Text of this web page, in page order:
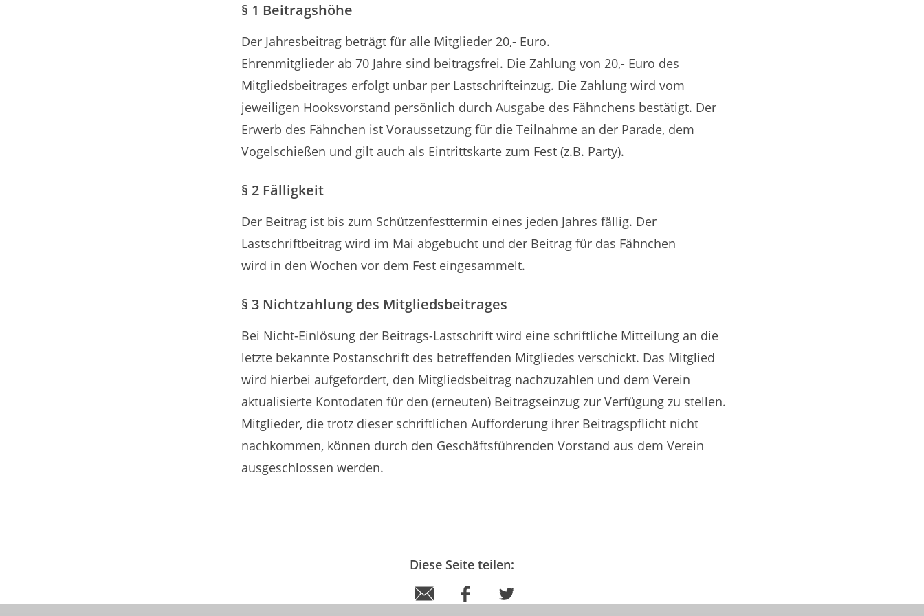
§ 1 Beitragshöhe
Der Jahresbeitrag beträgt für alle Mitglieder 20,- Euro.
Ehrenmitglieder ab 70 Jahre sind beitragsfrei. Die Zahlung von 20,- Euro des
Mitgliedsbeitrages erfolgt unbar per Lastschrifteinzug. Die Zahlung wird vom
jeweiligen Hooksvorstand persönlich durch Ausgabe des Fähnchens bestätigt. Der
Erwerb des Fähnchen ist Voraussetzung für die Teilnahme an der Parade, dem
Vogelschießen und gilt auch als Eintrittskarte zum Fest (z.B. Party).
§ 2 Fälligkeit
Der Beitrag ist bis zum Schützenfesttermin eines jeden Jahres fällig. Der
Lastschriftbeitrag wird im Mai abgebucht und der Beitrag für das Fähnchen
wird in den Wochen vor dem Fest eingesammelt.
§ 3 Nichtzahlung des Mitgliedsbeitrages
Bei Nicht-Einlösung der Beitrags-Lastschrift wird eine schriftliche Mitteilung an die
letzte bekannte Postanschrift des betreffenden Mitgliedes verschickt. Das Mitglied
wird hierbei aufgefordert, den Mitgliedsbeitrag nachzuzahlen und dem Verein
aktualisierte Kontodaten für den (erneuten) Beitragseinzug zur Verfügung zu stellen.
Mitglieder, die trotz dieser schriftlichen Aufforderung ihrer Beitragspflicht nicht
nachkommen, können durch den Geschäftsführenden Vorstand aus dem Verein
ausgeschlossen werden.
Diese Seite teilen: